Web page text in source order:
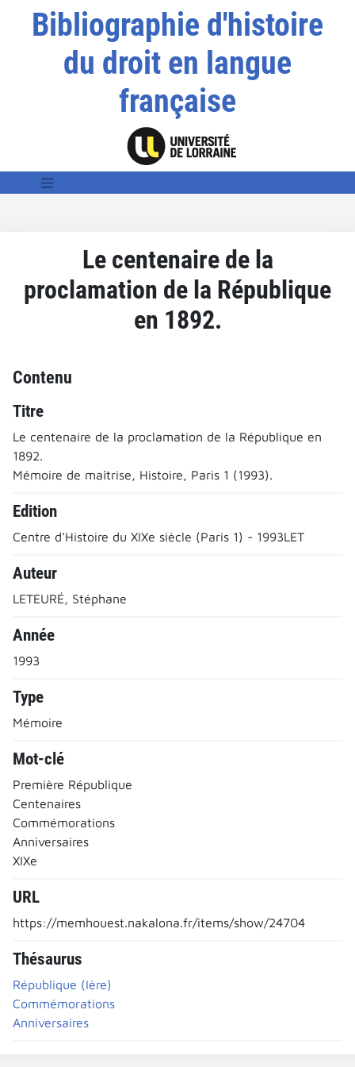
Bibliographie d'histoire
du droit en langue
française
Le centenaire de la
proclamation de la République
en 1892.
Contenu
Titre
Le centenaire de la proclamation de la République en
1892.
Mémoire de maîtrise, Histoire, Paris 1 (1993).
Edition
Centre d'Histoire du XIXe siècle (Paris 1) - 1993LET
Auteur
LETEURÉ, Stéphane
Année
1993
Type
Mémoire
Mot-clé
Première République
Centenaires
Commémorations
Anniversaires
XIXe
URL
https://memhouest.nakalona.fr/items/show/24704
Thésaurus
République (Ière)
Commémorations
Anniversaires